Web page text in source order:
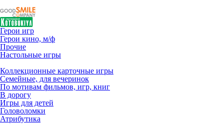
Герои игр
Герои кино, м/ф
Прочие
Настольные игры
Коллекционные карточные игры
Семейные, для вечеринок
По мотивам фильмов, игр, книг
В дорогу
Игры для детей
Головоломки
Атрибутика